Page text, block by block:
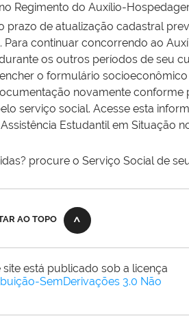
Regimento do Auxílio-
prazo de atualização cadastral
Para continuar concorrendo ao
os outros períodos de seu
o formulário socioeconômico
novamente conforme
serviço social. Acesse esta
Estudantil em Situação
procure o Serviço Social de
AO TOPO
está publicado sob a licença
SemDerivações 3.0 Não